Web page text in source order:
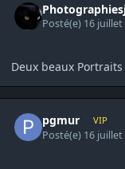
Posté(e) 16 juillet
Deux beaux
pgmur VIP
Posté(e) 16 juillet